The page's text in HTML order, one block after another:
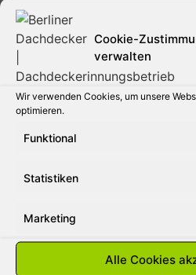
Cookie-
verwalten
Wir verwenden Cookies, um unsere
optimieren.
Funktional
Statistiken
Marketing
Alle Cookies
Dachdecker – Dach-,
Abdichtungstechnik in
31. AUGUST 2010
SCHNEELASTEN AUF
Aus gegebenen Anlass
hin das bei der
jeder Hausbesitzer für